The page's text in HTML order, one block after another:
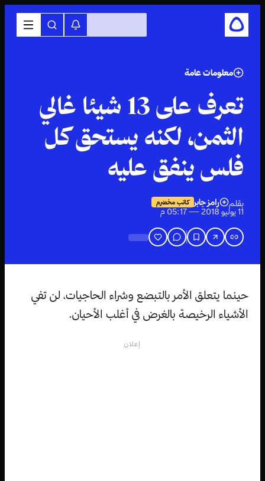
معلومات عامة
تعرف على 13 شيئا غالي
الثمن، لكنه يستحق كل
فلس ينفق عليه
بقلم رامز جابر كاتب مخضرم
11 يوليو 2018 — 05:17 م
حينما يتعلق الأمر بالتبضع وشراء الحاجيات، لن تفي
الأشياء الرخيصة بالغرض في أغلب الأحيان.
إعلان